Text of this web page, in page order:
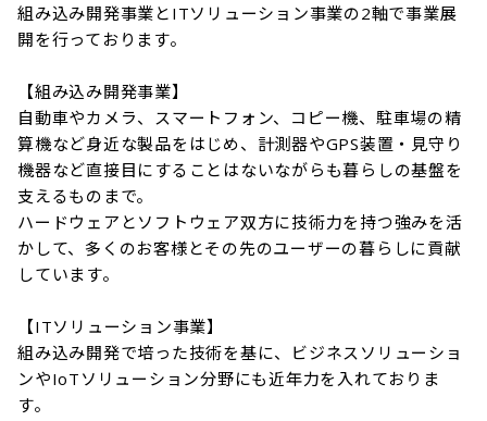
組み込み開発事業とITソリューション事業の2軸で事業展
開を行っております。
【組み込み開発事業】
自動車やカメラ、スマートフォン、コピー機、駐車場の精
算機など身近な製品をはじめ、計測器やGPS装置・見守り
機器など直接目にすることはないながらも暮らしの基盤を
支えるものまで。
ハードウェアとソフトウェア双方に技術力を持つ強みを活
かして、多くのお客様とその先のユーザーの暮らしに貢献
しています。
【ITソリューション事業】
組み込み開発で培った技術を基に、ビジネスソリューショ
ンやIoTソリューション分野にも近年力を入れておりま
す。